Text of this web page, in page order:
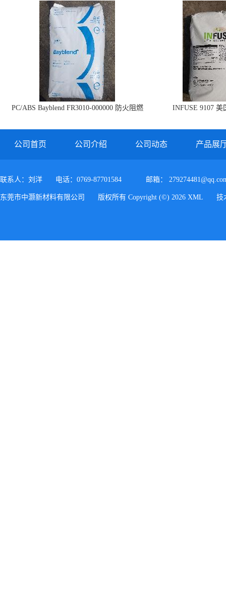
PC/ABS Bayblend FR3010-000000 防火阻燃
INFUSE 9107 美
公司首页 公司介绍 公司动态 产品展
联系人：刘洋 电话：0769-87701584 邮箱：
东莞市中灏新材料有限公司 版权所有 Copyright (©) 2026 XML 技